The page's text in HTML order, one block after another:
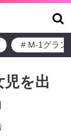
# M-1グラン
児を出